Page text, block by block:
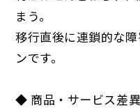
まう。
移行直後に連鎖的な
ンです。
◆ 商品・サービス差